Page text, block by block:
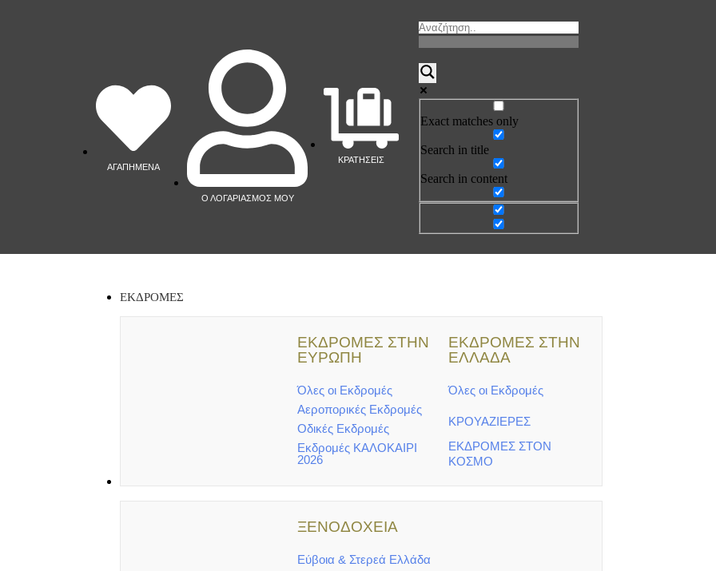
ΑΓΑΠΗΜΕΝΑ
Ο ΛΟΓΑΡΙΑΣΜΟΣ ΜΟΥ
ΚΡΑΤΗΣΕΙΣ
Exact matches only
Search in title
Search in content
ΕΚΔΡΟΜΕΣ
ΕΚΔΡΟΜΕΣ ΣΤΗΝ
ΕΥΡΩΠΗ
Όλες οι Εκδρομές
Αεροπορικές Εκδρομές
Οδικές Εκδρομές
Εκδρομές ΚΑΛΟΚΑΙΡΙ
2026
ΕΚΔΡΟΜΕΣ ΣΤΗΝ
ΕΛΛΑΔΑ
Όλες οι Εκδρομές
ΚΡΟΥΑΖΙΕΡΕΣ
ΕΚΔΡΟΜΕΣ ΣΤΟΝ
ΚΟΣΜΟ
ΞΕΝΟΔΟΧΕΙΑ
Εύβοια & Στερεά Ελλάδα